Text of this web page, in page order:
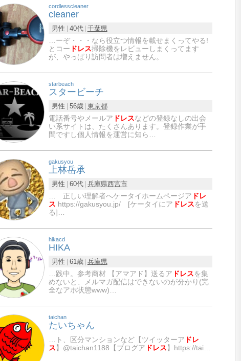
cordlesscleaner
cleaner
男性 40代 千葉県
…ーぞ・・・なら役立つ情報を載せまくってやる!
とコー ドレス掃除機をレビューしまくってます
が、やっぱり訪問者は増えません。
starbeach
スタービーチ
男性 56歳 東京都
電話番号やメールア ドレスなどの登録なしの出会
い系サイトは、たくさんあります。登録作業が手
間ですし個人情報を運営に知ら…
gakusyou
上林岳承
男性 60代 兵庫県西宮市
… 正しい理解者へケータイホームページア ドレ
ス https://gakusyou.jp/ [ケータイにア ドレス を送
る]…
hikacd
HIKA
男性 61歳 兵庫県
…践中。参考商材 【アマアド】送るア ドレス を集
めないと、メルマガ配信はできないのが分かり(完
全なアホ状態www)…
taichan
たいちゃん
…ト、区分マンションなど【ツイッターア ドレ
ス 】@taichan1188【ブログア ドレス 】https://tai…